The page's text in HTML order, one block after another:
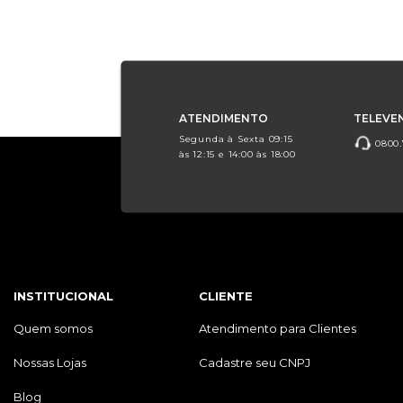
ATENDIMENTO
Segunda à Sexta 09:15
às 12:15 e 14:00 às 18:00
INSTITUCIONAL
Quem somos
Nossas Lojas
Blog
CLIENTE
Atendimento para Clientes
Cadastre seu CNPJ